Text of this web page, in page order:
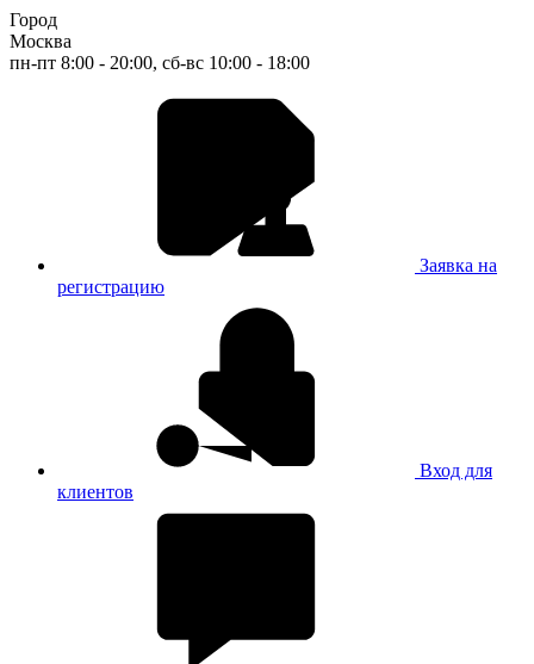
Город
Москва
пн-пт 8:00 - 20:00, сб-вс 10:00 - 18:00
Заявка на
регистрацию
Вход для
клиентов